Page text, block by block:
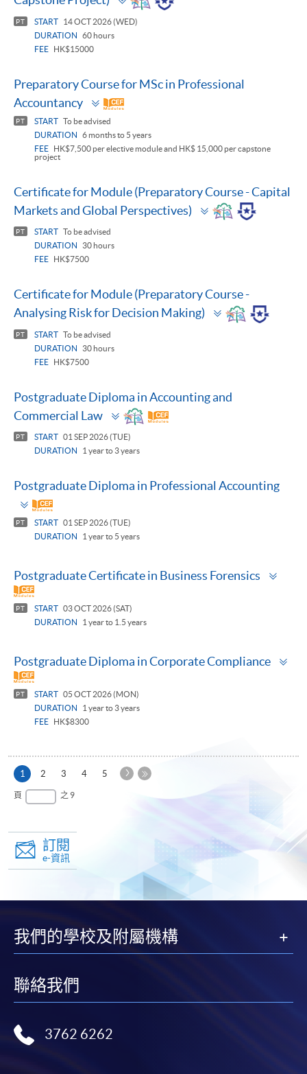
panel
PT START
14 OCT 2026 (WED)
DURATION
60 hours
FEE
HK$15000
Preparatory Course for MSc in Professional
Accountancy
Toggle
panel
PT START To be advised
DURATION
6 months to 5 years
FEE
HK$7,500 per elective module and HK$ 15,000 per capstone
project
Certificate for Module (Preparatory Course - Capital
Markets and Global Perspectives)
Toggle
panel
PT START To be advised
DURATION
30 hours
FEE
HK$7500
Certificate for Module (Preparatory Course -
Analysing Risk for Decision Making)
Toggle
panel
PT START To be advised
DURATION
30 hours
FEE
HK$7500
Postgraduate Diploma in Accounting and
Commercial Law
Toggle
panel
PT START 01 SEP 2026 (TUE)
DURATION
1 year to 3 years
Postgraduate Diploma in Professional Accounting
Toggle
panel
PT START 01 SEP 2026 (TUE)
DURATION
1 year to 5 years
Postgraduate Certificate in Business Forensics
PT START 03 OCT 2026 (SAT)
DURATION
1 year to 1.5 years
Postgraduate Diploma in Corporate Compliance
PT START 05 OCT 2026 (MON)
DURATION
1 year to 3 years
FEE
HK$8300
1 本
頁
2 3 4 5
下
頁 之 9
訂閱
e-資訊
我們的學校及附屬機構
聯絡我們
3762 6262